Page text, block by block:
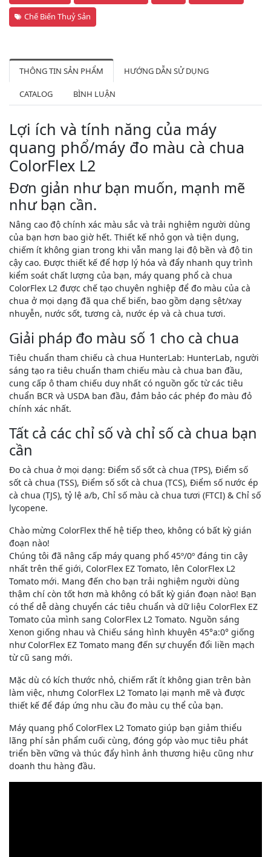
Chế Biến Thuỷ Sản
THÔNG TIN SẢN PHẨM HƯỚNG DẪN SỬ DỤNG
CATALOG BÌNH LUẬN
Lợi ích và tính năng của máy
quang phổ/máy đo màu cà chua
ColorFlex L2
Đơn giản như bạn muốn, mạnh mẽ
như bạn cần.
Nâng cao độ chính xác màu sắc và trải nghiệm người dùng
của bạn hơn bao giờ hết. Thiết kế nhỏ gọn và tiện dụng,
chiếm ít không gian trong khi vẫn mang lại độ bền và độ tin
cậy cao. Được thiết kế để hợp lý hóa và đẩy nhanh quy trình
kiểm soát chất lượng của bạn, máy quang phổ cà chua
ColorFlex L2 được chế tạo chuyên nghiệp để đo màu của cà
chua ở mọi dạng đã qua chế biến, bao gồm dạng sệt/xay
nhuyễn, nước sốt, tương cà, nước ép và cà chua tươi.
Giải pháp đo màu số 1 cho cà chua
Tiêu chuẩn tham chiếu cà chua HunterLab: HunterLab, người
sáng tạo ra tiêu chuẩn tham chiếu màu cà chua ban đầu,
cung cấp ô tham chiếu duy nhất có nguồn gốc từ các tiêu
chuẩn BCR và USDA ban đầu, đảm bảo các phép đo màu đỏ
chính xác nhất.
Tất cả các chỉ số và chỉ số cà chua bạn
cần
Đo cà chua ở mọi dạng: Điểm số sốt cà chua (TPS), Điểm số
sốt cà chua (TSS), Điểm số sốt cà chua (TCS), Điểm số nước ép
cà chua (TJS), tỷ lệ a/b, Chỉ số màu cà chua tươi (FTCI) & Chỉ số
lycopene.
Chào mừng ColorFlex thế hệ tiếp theo, không có bất kỳ gián
đoạn nào!
Chúng tôi đã nâng cấp máy quang phổ 45º/0º đáng tin cậy
nhất trên thế giới, ColorFlex EZ Tomato, lên ColorFlex L2
Tomato mới. Mang đến cho bạn trải nghiệm người dùng
thậm chí còn tốt hơn mà không có bất kỳ gián đoạn nào! Bạn
có thể dễ dàng chuyển các tiêu chuẩn và dữ liệu ColorFlex EZ
Tomato của mình sang ColorFlex L2 Tomato. Nguồn sáng
Xenon giống nhau và Chiếu sáng hình khuyên 45°a:0° giống
như ColorFlex EZ Tomato mang đến sự chuyển đổi liền mạch
từ cũ sang mới.
Mặc dù có kích thước nhỏ, chiếm rất ít không gian trên bàn
làm việc, nhưng ColorFlex L2 Tomato lại mạnh mẽ và được
thiết kế để đáp ứng nhu cầu đo màu cụ thể của bạn.
Máy quang phổ ColorFlex L2 Tomato giúp bạn giảm thiểu
lãng phí sản phẩm cuối cùng, đóng góp vào mục tiêu phát
triển bền vững và thúc đẩy hình ảnh thương hiệu cũng như
doanh thu hàng đầu.